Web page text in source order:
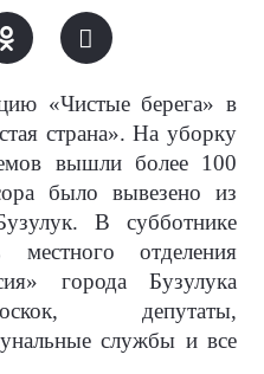
«Чистые берега» в
страна». На уборку
вышли более 100
было вывезено из
В субботнике
местного отделения
города Бузулука
депутаты,
службы и все